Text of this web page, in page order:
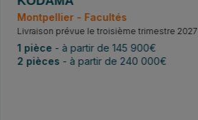
Montpellier - Facultés
Livraison prévue le troisième trimestre 2027
1 pièce - à partir de 145 900€
2 pièces - à partir de 240 000€